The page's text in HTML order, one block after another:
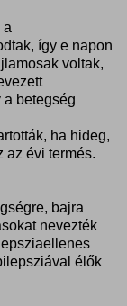
a
így e napon
voltak,
a betegség
ha hideg,
az évi termés.
bajra
nevezték
élők